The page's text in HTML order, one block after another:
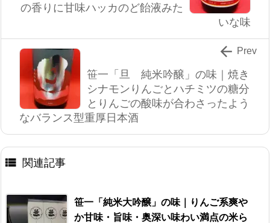
の香りに甘味ハッカのど飴液みた
いな味
笹一「旦 純米吟醸」の味｜焼き
シナモンりんごとハチミツの糖分
とりんごの酸味が合わさったよう
なバランス型重厚日本酒
 Prev
 関連記事
笹一「純米大吟醸」の味｜りんご系爽や
か甘味・旨味・奥深い味わい満点の米ら